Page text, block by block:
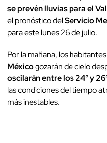
se prevén lluvias para el
el pronóstico delServicio
para este lunes 26 de julio.
Por la mañana, los
Méxicogozarán de cielo
oscilarán entre los 24° y
las condiciones del tiempo
más inestables.